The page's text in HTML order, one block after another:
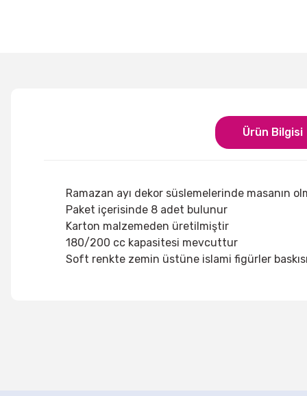
Ürün Bilgisi
Ramazan ayı dekor süslemelerinde masanın
Paket içerisinde 8 adet bulunur
Karton malzemeden üretilmiştir
180/200 cc kapasitesi mevcuttur
Soft renkte zemin üstüne islami figürler